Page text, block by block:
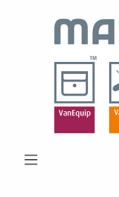
Zum Hauptinhalt